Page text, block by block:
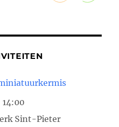
Sint-Pieter